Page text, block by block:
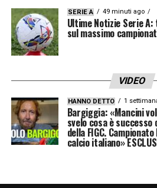
SERIE A 49 minuti ago
Ultime Notizie Serie
sul massimo
VIDEO
HANNO DETTO 1
Bargiggia: «Mancini
svelo cosa è
della FIGC.
calcio italiano»